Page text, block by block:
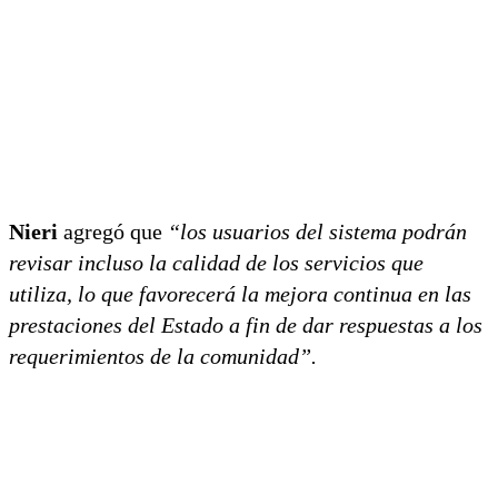
Nieri agregó que “los usuarios del sistema podrán
revisar incluso la calidad de los servicios que
utiliza, lo que favorecerá la mejora continua en las
prestaciones del Estado a fin de dar respuestas a los
requerimientos de la comunidad”.